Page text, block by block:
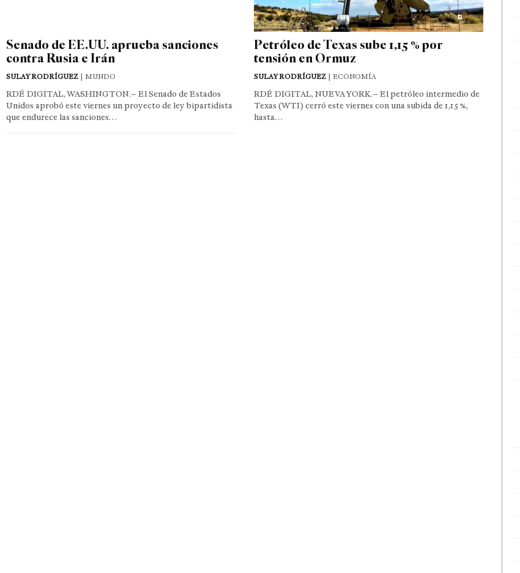
Senado de EE.UU. aprueba sanciones
contra Rusia e Irán
SULAY RODRÍGUEZ | MUNDO
RDÉ DIGITAL, WASHINGTON.– El Senado de Estados
Unidos aprobó este viernes un proyecto de ley bipartidista
que endurece las sanciones…
Petróleo de Texas sube 1,15 % por
tensión en Ormuz
SULAY RODRÍGUEZ| ECONOMÍA
RDÉ DIGITAL, NUEVA YORK.– El petróleo intermedio de
Texas (WTI) cerró este viernes con una subida de 1,15 %,
hasta…